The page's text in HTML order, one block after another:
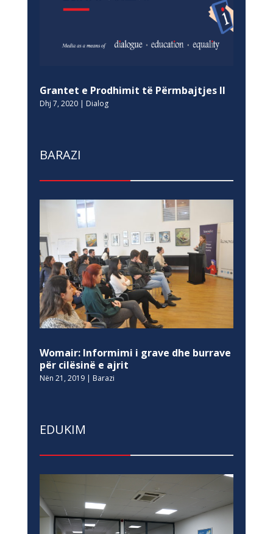
Grantet e Prodhimit të Përmbajtjes II
Dhj 7, 2020| Dialog
BARAZI
Womair: Informimi i grave dhe burrave
për cilësinë e ajrit
Nën 21, 2019| Barazi
EDUKIM